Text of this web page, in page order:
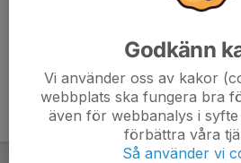
Godkänn
Vi använder oss av kakor
webbplats ska fungera bra
även för webbanalys i
förbättra våra
Så använder vi